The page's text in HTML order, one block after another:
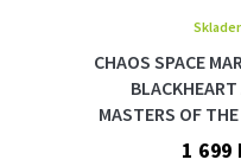
CHAOS SPACE
MASTERS OF
1 699